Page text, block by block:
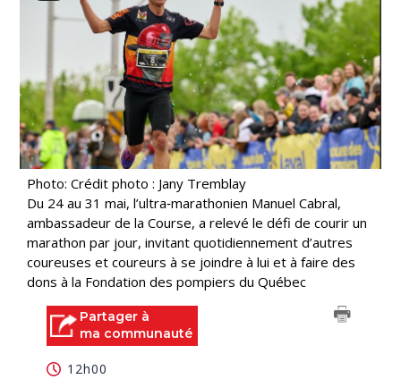
Photo: Crédit photo : Jany Tremblay
Du 24 au 31 mai, l’ultra‑marathonien Manuel Cabral,
ambassadeur de la Course, a relevé le défi de courir un
marathon par jour, invitant quotidiennement d’autres
coureuses et coureurs à se joindre à lui et à faire des
dons à la Fondation des pompiers du Québec
Partager à
ma communauté
12h00